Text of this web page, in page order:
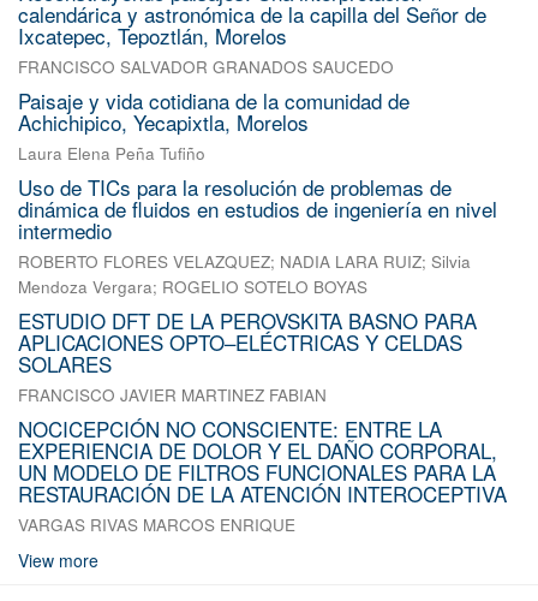
calendárica y astronómica de la capilla del Señor de
Ixcatepec, Tepoztlán, Morelos
FRANCISCO SALVADOR GRANADOS SAUCEDO
Paisaje y vida cotidiana de la comunidad de
Achichipico, Yecapixtla, Morelos
Laura Elena Peña Tufiño
Uso de TICs para la resolución de problemas de
dinámica de fluidos en estudios de ingeniería en nivel
intermedio
ROBERTO FLORES VELAZQUEZ; NADIA LARA RUIZ; Silvia
Mendoza Vergara; ROGELIO SOTELO BOYAS
ESTUDIO DFT DE LA PEROVSKITA BASNO PARA
APLICACIONES OPTO–ELÉCTRICAS Y CELDAS
SOLARES
FRANCISCO JAVIER MARTINEZ FABIAN
NOCICEPCIÓN NO CONSCIENTE: ENTRE LA
EXPERIENCIA DE DOLOR Y EL DAÑO CORPORAL,
UN MODELO DE FILTROS FUNCIONALES PARA LA
RESTAURACIÓN DE LA ATENCIÓN INTEROCEPTIVA
VARGAS RIVAS MARCOS ENRIQUE
View more